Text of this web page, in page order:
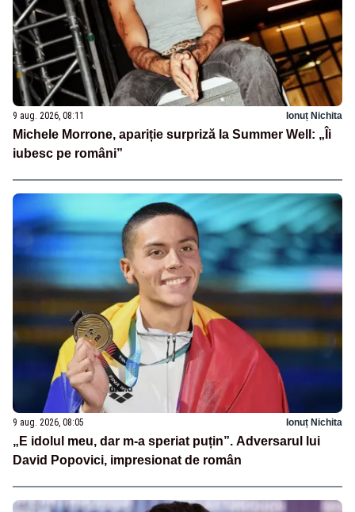
9 aug. 2026, 08:11 Ionuț Nichita
Michele Morrone, apariție surpriză la Summer Well: „Îi
iubesc pe români”
9 aug. 2026, 08:05 Ionuț Nichita
„E idolul meu, dar m-a speriat puțin”. Adversarul lui
David Popovici, impresionat de român